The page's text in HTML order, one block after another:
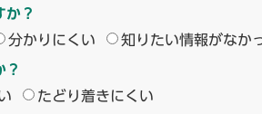
か？
分かりにくい 知りたい情報がなか
？
たどり着きにくい